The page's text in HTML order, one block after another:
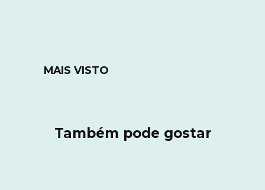
MAIS VISTO
Também pode gostar